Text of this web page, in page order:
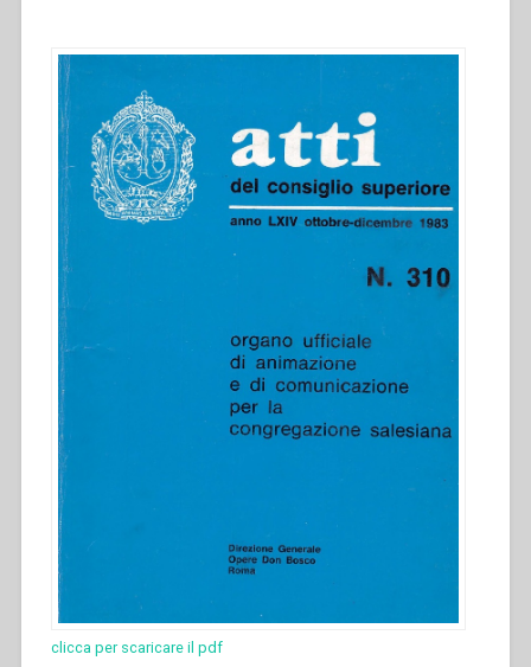
clicca per scaricare il pdf